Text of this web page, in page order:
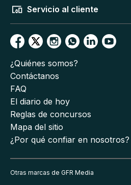
Servicio al cliente
¿Quiénes somos?
Contáctanos
FAQ
El diario de hoy
Reglas de concursos
Mapa del sitio
¿Por qué confiar en nosotros?
Otras marcas de GFR Media